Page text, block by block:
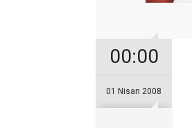
00:00
01 Nisan 2008